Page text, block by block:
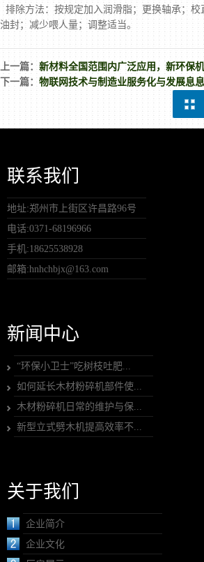
排除方法：按规定加入润滑脂；更换轴承；校
油封；减少喂人量；调整适当。
上一篇： 新材料全国范围内广泛应用，新环保
下一篇： 物联网技术与制造业服务化与发展息
联系我们
地址:郑州市上街区许昌路96号
电话:0371-68196966
手机:18625538928
邮箱:hnhchbjx@163.com
新闻中心
“环保小卫士”吃树枝吐肥...
如何延长木材粉碎机部件使...
木材粉碎机日常的维护与保...
新型立式劈木机提高效率不...
关于我们
企业简介
企业文化